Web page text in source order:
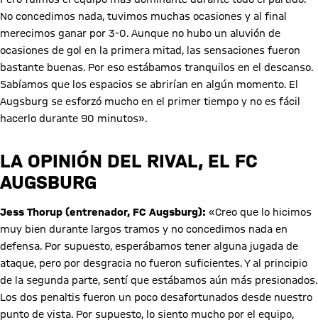
No concedimos nada, tuvimos muchas ocasiones y al final
merecimos ganar por 3-0. Aunque no hubo un aluvión de
ocasiones de gol en la primera mitad, las sensaciones fueron
bastante buenas. Por eso estábamos tranquilos en el descanso.
Sabíamos que los espacios se abrirían en algún momento. El
Augsburg se esforzó mucho en el primer tiempo y no es fácil
hacerlo durante 90 minutos».
LA OPINIÓN DEL RIVAL, EL FC
AUGSBURG
Jess Thorup (entrenador, FC Augsburg): «Creo que lo hicimos
muy bien durante largos tramos y no concedimos nada en
defensa. Por supuesto, esperábamos tener alguna jugada de
ataque, pero por desgracia no fueron suficientes. Y al principio
de la segunda parte, sentí que estábamos aún más presionados.
Los dos penaltis fueron un poco desafortunados desde nuestro
punto de vista. Por supuesto, lo siento mucho por el equipo,